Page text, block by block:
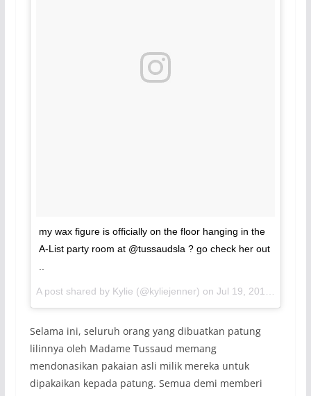
my wax figure is officially on the floor hanging in the
A-List party room at @tussaudsla ? go check her out
..
A post shared by Kylie (@kyliejenner) on Jul 19, 2017 at 12:00pm PDT
Selama ini, seluruh orang yang dibuatkan patung
lilinnya oleh Madame Tussaud memang
mendonasikan pakaian asli milik mereka untuk
dipakaikan kepada patung. Semua demi memberi